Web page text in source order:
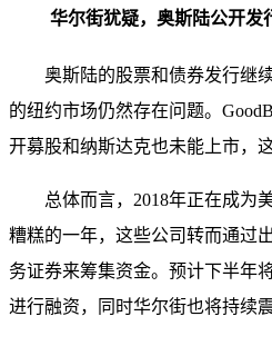
华尔街犹疑，奥斯陆公开发
奥斯陆的股票和债券发行继
的纽约市场仍然存在问题。
开募股和纳斯达克也未能上市，
总体而言，2018年正在成为
糟糕的一年，这些公司转而通过
务证券来筹集资金。预计下半年
进行融资，同时华尔街也将持续震